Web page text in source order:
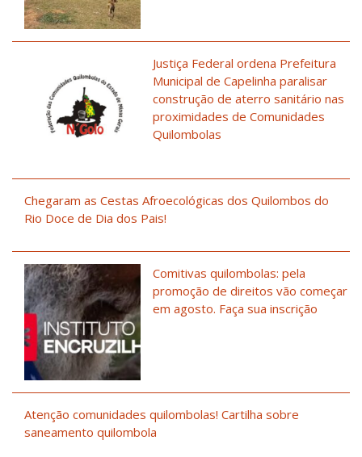
Justiça Federal ordena Prefeitura
Municipal de Capelinha paralisar
construção de aterro sanitário nas
proximidades de Comunidades
Quilombolas
Chegaram as Cestas Afroecológicas dos Quilombos do
Rio Doce de Dia dos Pais!
Comitivas quilombolas: pela
promoção de direitos vão começar
em agosto. Faça sua inscrição
Atenção comunidades quilombolas! Cartilha sobre
saneamento quilombola